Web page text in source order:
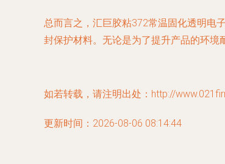
总而言之，汇巨胶粘372常温固化透明电
封保护材料。无论是为了提升产品的环境
如若转载，请注明出处：http://
更新时间：2026-08-06 08:14:44